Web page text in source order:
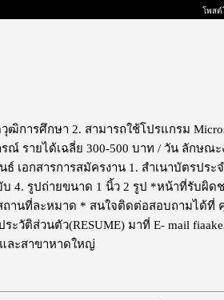
โพสต์
การศึกษา 2. สามารถใช้โปรแกรม
ณ์ รายได้เฉลี่ย 300-500 บาท / วัน ลักษณ
เอกสารการสมัครงาน 1. สำเนาบัตรประ
4. รูปถ่ายขนาด 1 นิ้ว 2 รูป *หน้าที่รับผิ
านที่ละหมาด * สนใจติดต่อสอบถามได้ที่
วัติส่วนตัว(RESUME) มาที่ E- mail
ละสาขาหาดใหญ่